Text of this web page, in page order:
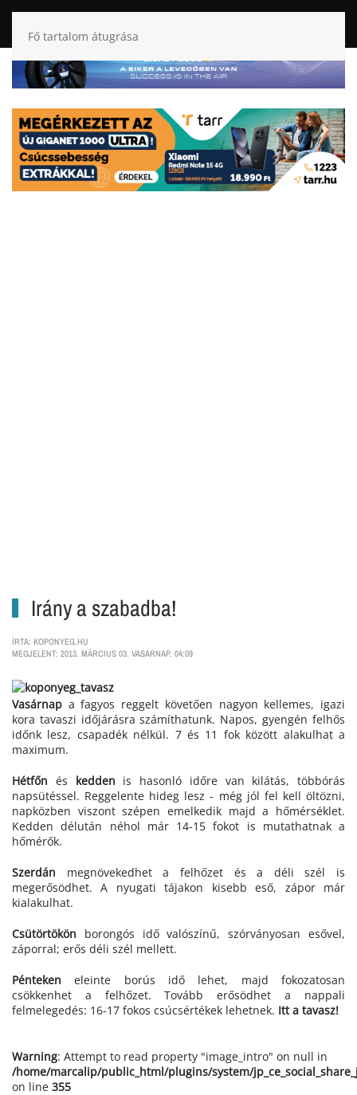
Fő tartalom átugrása
Irány a szabadba!
ÍRTA: KOPONYEG.HU
MEGJELENT: 2013. MÁRCIUS 03. VASÁRNAP, 04:09
Vasárnap a fagyos reggelt követően nagyon kellemes, igazi
kora tavaszi időjárásra számíthatunk. Napos, gyengén felhős
időnk lesz, csapadék nélkül. 7 és 11 fok között alakulhat a
maximum.
Hétfőn és kedden is hasonló időre van kilátás, többórás
napsütéssel. Reggelente hideg lesz - még jól fel kell öltözni,
napközben viszont szépen emelkedik majd a hőmérséklet.
Kedden délután néhol már 14-15 fokot is mutathatnak a
hőmérők.
Szerdán megnövekedhet a felhőzet és a déli szél is
megerősödhet. A nyugati tájakon kisebb eső, zápor már
kialakulhat.
Csütörtökön borongós idő valószínű, szórványosan esővel,
záporral; erős déli szél mellett.
Péntekeneleinte borús idő lehet, majd fokozatosan
csökkenhet a felhőzet. Tovább erősödhet a nappali
felmelegedés: 16-17 fokos csúcsértékek lehetnek. Itt a tavasz!
Warning: Attempt to read property "image_intro" on null in
/home/marcalip/public_html/plugins/system/
on line 355